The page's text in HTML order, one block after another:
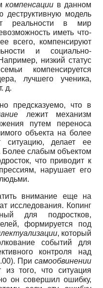
компенсации в данном
деструктивную модель
реальности в мир
иметь что-
всего, компенсируют
и социально-
низкий статус
компенсируется
лучшего ученика,
д.
предсказуемо, что в
лежит механизм
путем переноса
объекта на более
ситуацию, делает ее
слабым объектом
что приводит к
нарушает его
внимание еще на
исследования. Копинг
для подростков,
формируется под
, который
событий для
контроля над
Присамообвинении
из того, что ситуация
он совершил ошибку,